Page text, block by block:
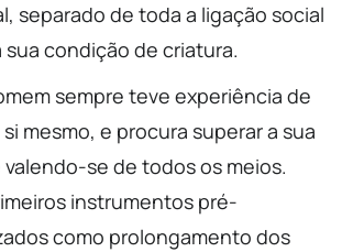
separado de toda a ligação social
condição de criatura.
sempre teve experiência de
mesmo, e procura superar a sua
se de todos os meios.
instrumentos pré-
como prolongamento dos